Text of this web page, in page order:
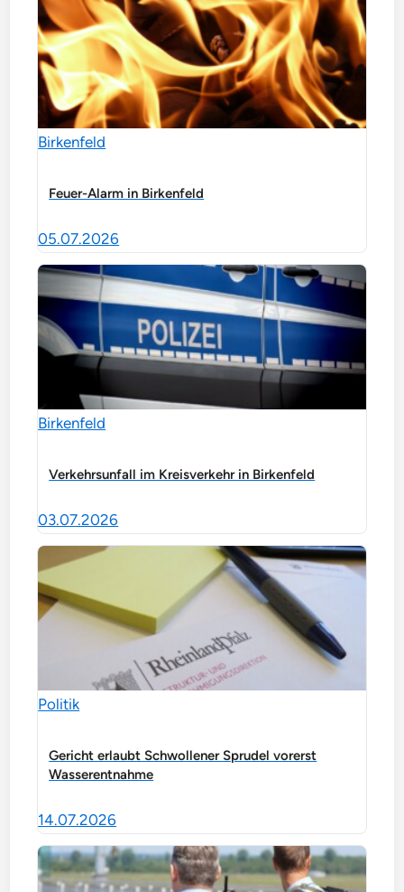
Birkenfeld
Feuer-Alarm in Birkenfeld
05.07.2026
Birkenfeld
Verkehrsunfall im Kreisverkehr in Birkenfeld
03.07.2026
Politik
Gericht erlaubt Schwollener Sprudel vorerst
Wasserentnahme
14.07.2026